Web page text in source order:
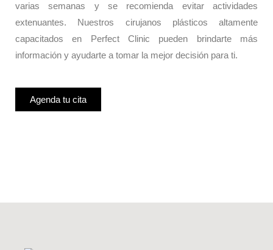
varias semanas y se recomienda evitar actividades
extenuantes. Nuestros cirujanos plásticos altamente
capacitados en Perfect Clinic pueden brindarte más
información y ayudarte a tomar la mejor decisión para ti.
Agenda tu cita